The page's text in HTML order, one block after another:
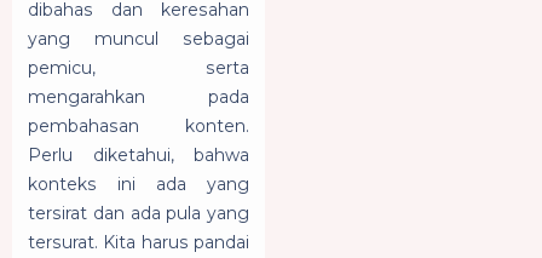
dibahas dan keresahan
yang muncul sebagai
pemicu, serta
mengarahkan pada
pembahasan konten.
Perlu diketahui, bahwa
konteks ini ada yang
tersirat dan ada pula yang
tersurat. Kita harus pandai